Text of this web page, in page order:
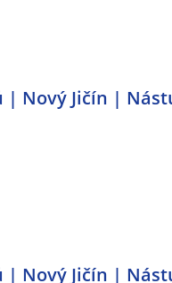
| Nový Jičín |
| Nový Jičín |